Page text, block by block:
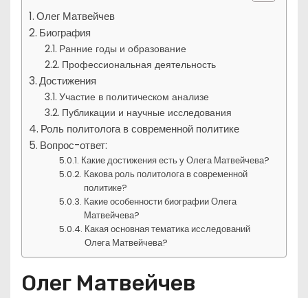
Олег Матвейчев
Биография
Ранние годы и образование
Профессиональная деятельность
Достижения
Участие в политическом анализе
Публикации и научные исследования
Роль политолога в современной политике
Вопрос-ответ:
Какие достижения есть у Олега Матвейчева?
Какова роль политолога в современной
политике?
Какие особенности биографии Олега
Матвейчева?
Какая основная тематика исследований
Олега Матвейчева?
Олег Матвейчев